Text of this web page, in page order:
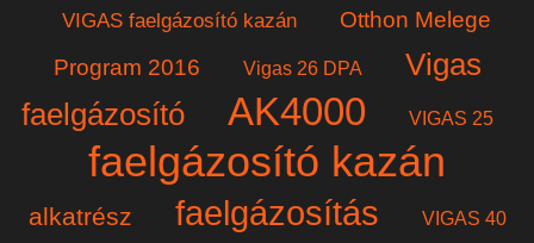
VIGAS faelgázosító kazán
Otthon Melege
Program 2016
Vigas 26 DPA
Vigas
faelgázosító
AK4000 VIGAS 25
faelgázosító kazán
alkatrész faelgázosítás VIGAS 40